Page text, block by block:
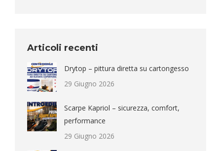
Articoli recenti
Drytop – pittura diretta su cartongesso
29 Giugno 2026
Scarpe Kapriol – sicurezza, comfort,
performance
29 Giugno 2026